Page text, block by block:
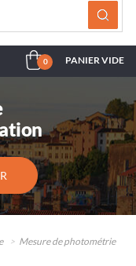
0 PANIER VIDE
Mesure de photométrie